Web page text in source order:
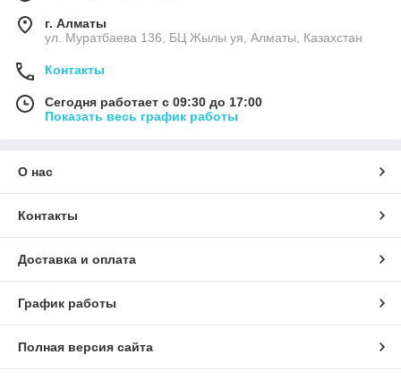
г. Алматы
ул. Муратбаева 136, БЦ Жылы уя, Алматы, Казахстан
Контакты
Сегодня работает с 09:30 до 17:00
Показать весь график работы
О нас
Контакты
Доставка и оплата
График работы
Полная версия сайта